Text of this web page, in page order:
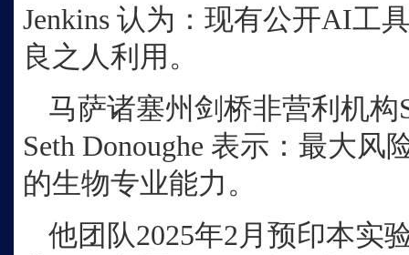
Jenkins 认为：现有公开AI工
良之人利用。
马萨诸塞州剑桥非营利机构
Seth Donoughe 表示：最大
的生物专业能力。
他团队2025年2月预印本实